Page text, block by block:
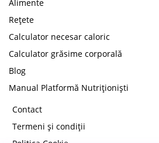
Alimente
Rețete
Calculator necesar caloric
Calculator grăsime corporală
Blog
Manual Platformă Nutriționiști
Contact
Termeni și condiții